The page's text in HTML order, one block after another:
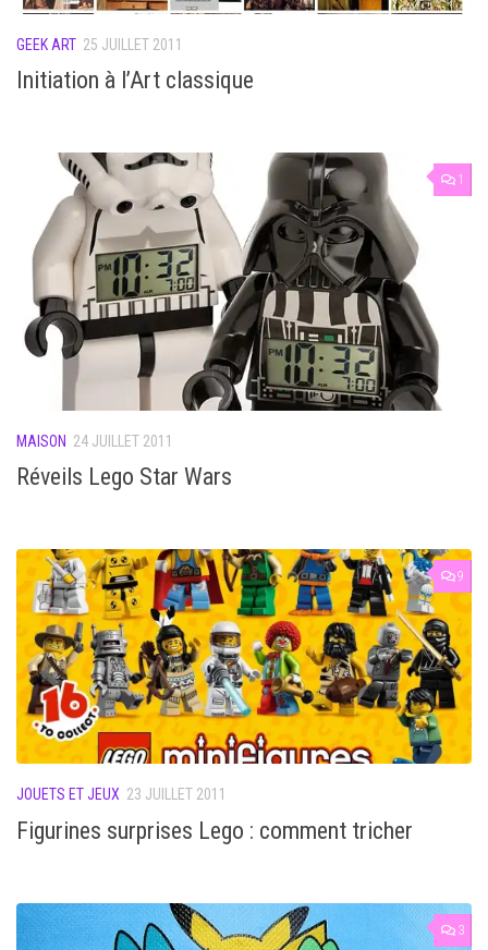
GEEK ART 25 JUILLET 2011
Initiation à l’Art classique
1
MAISON 24 JUILLET 2011
Réveils Lego Star Wars
9
JOUETS ET JEUX 23 JUILLET 2011
Figurines surprises Lego : comment tricher
3